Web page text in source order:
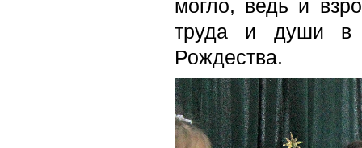
могло, ведь и
труда и души в
Рождества.